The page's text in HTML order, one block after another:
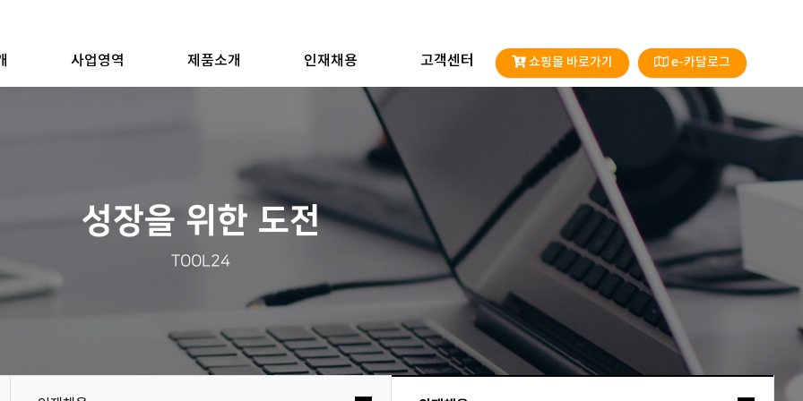
사업영역 제품소개 인재채용 고객센터 쇼핑몰 바로가기 e-카달로그
성장을 위한 도전
TOOL24